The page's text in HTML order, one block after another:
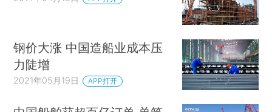
钢价大涨 中国造船业成本压
力陡增
2021年05月19日 APP打开